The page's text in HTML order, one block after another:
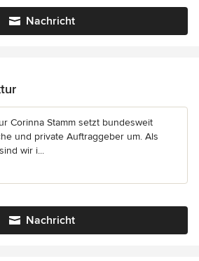
Nachricht
Corinna Stamm setzt bundesweit
und private Auftraggeber um. Als
wir i...
Nachricht